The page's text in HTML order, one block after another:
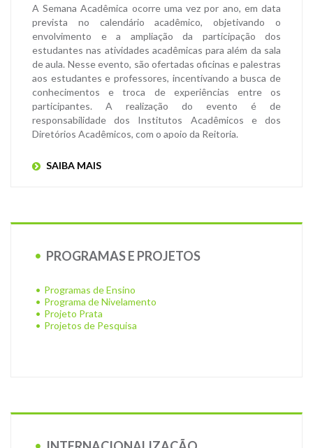
A Semana Acadêmica ocorre uma vez por ano, em data
prevista no calendário acadêmico, objetivando o
envolvimento e a ampliação da participação dos
estudantes nas atividades acadêmicas para além da sala
de aula. Nesse evento, são ofertadas oficinas e palestras
aos estudantes e professores, incentivando a busca de
conhecimentos e troca de experiências entre os
participantes. A realização do evento é de
responsabilidade dos Institutos Acadêmicos e dos
Diretórios Acadêmicos, com o apoio da Reitoria.
SAIBA MAIS
PROGRAMAS E PROJETOS
Programas de Ensino
Programa de Nivelamento
Projeto Prata
Projetos de Pesquisa